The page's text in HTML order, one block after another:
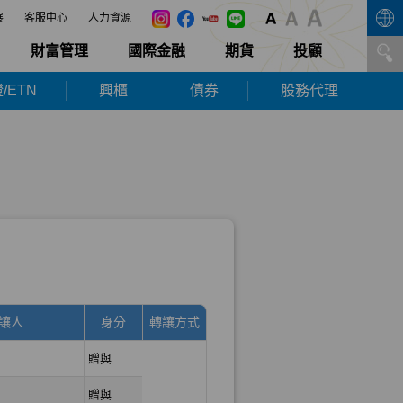
客服中心 人力資源
財富管理 國際金融 期貨 投顧
ETN 興櫃 債券 股務代理